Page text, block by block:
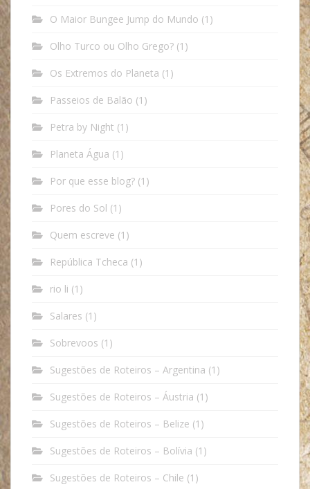
O Maior Bungee Jump do Mundo (1)
Olho Turco ou Olho Grego? (1)
Os Extremos do Planeta (1)
Passeios de Balão (1)
Petra by Night (1)
Planeta Água (1)
Por que esse blog? (1)
Pores do Sol (1)
Quem escreve (1)
República Tcheca (1)
rio li (1)
Salares (1)
Sobrevoos (1)
Sugestões de Roteiros – Argentina (1)
Sugestões de Roteiros – Áustria (1)
Sugestões de Roteiros – Belize (1)
Sugestões de Roteiros – Bolívia (1)
Sugestões de Roteiros – Chile (1)